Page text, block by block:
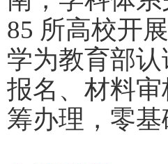
85 所高校开
学为教育部
报名、材料
筹办理，零